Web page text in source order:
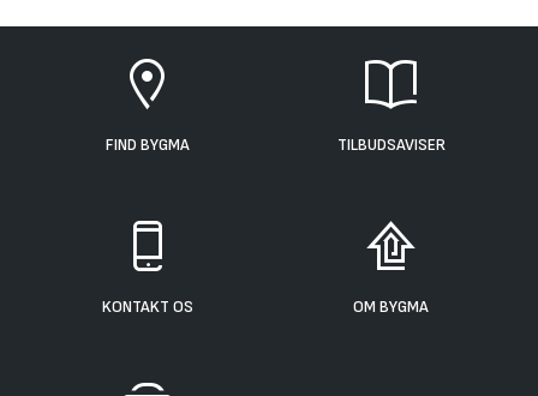
FIND BYGMA TILBUDSAVISER
KONTAKT OS OM BYGMA